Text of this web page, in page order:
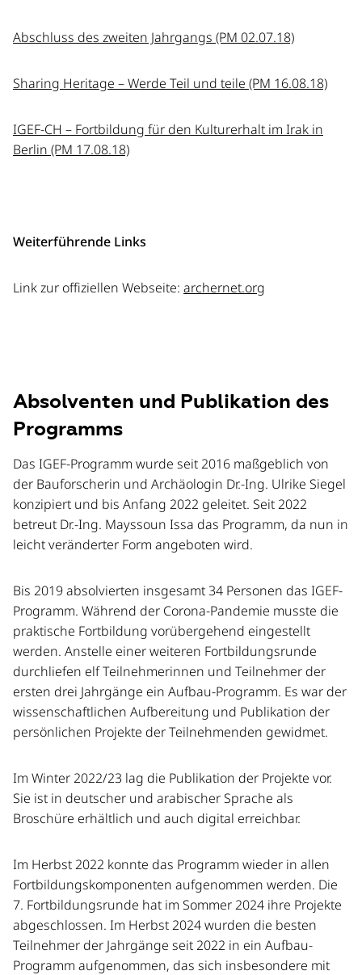
Abschluss des zweiten Jahrgangs (PM 02.07.18)
Sharing Heritage – Werde Teil und teile (PM 16.08.18)
IGEF-CH – Fortbildung für den Kulturerhalt im Irak in
Berlin (PM 17.08.18)
Weiterführende Links
Link zur offiziellen Webseite: archernet.org
Absolventen und Publikation des
Programms
Das IGEF-Programm wurde seit 2016 maßgeblich von
der Bauforscherin und Archäologin Dr.-Ing. Ulrike Siegel
konzipiert und bis Anfang 2022 geleitet. Seit 2022
betreut Dr.-Ing. Mayssoun Issa das Programm, da nun in
leicht veränderter Form angeboten wird.
Bis 2019 absolvierten insgesamt 34 Personen das IGEF-
Programm. Während der Corona-Pandemie musste die
praktische Fortbildung vorübergehend eingestellt
werden. Anstelle einer weiteren Fortbildungsrunde
durchliefen elf Teilnehmerinnen und Teilnehmer der
ersten drei Jahrgänge ein Aufbau-Programm. Es war der
wissenschaftlichen Aufbereitung und Publikation der
persönlichen Projekte der Teilnehmenden gewidmet.
Im Winter 2022/23 lag die Publikation der Projekte vor.
Sie ist in deutscher und arabischer Sprache als
Broschüre erhältlich und auch digital erreichbar.
Im Herbst 2022 konnte das Programm wieder in allen
Fortbildungskomponenten aufgenommen werden. Die
7. Fortbildungsrunde hat im Sommer 2024 ihre Projekte
abgeschlossen. Im Herbst 2024 wurden die besten
Teilnehmer der Jahrgänge seit 2022 in ein Aufbau-
Programm aufgenommen, das sich insbesondere mit